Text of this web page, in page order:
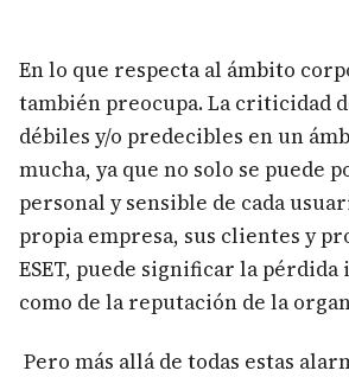
En lo que respecta al ámbito
también preocupa. La criticidad
débiles y/o predecibles en un
mucha, ya que no solo se puede
personal y sensible de cada
propia empresa, sus clientes y
ESET, puede significar la
como de la reputación de la
Pero más allá de todas estas